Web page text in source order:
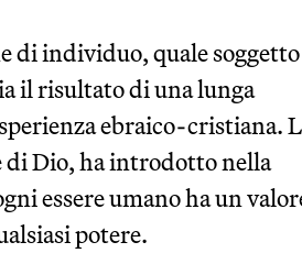
di individuo, quale soggetto
il risultato di una lunga
ebraico-cristiana.
di Dio, ha introdotto nella
essere umano ha un
potere.